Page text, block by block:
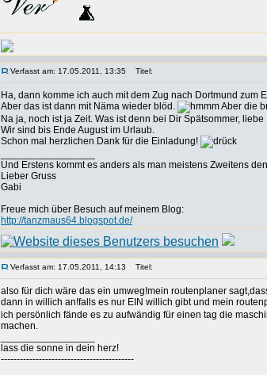
Verfasst am: 17.05.2011, 13:35 Titel:
Ha, dann komme ich auch mit dem Zug nach Dortmund
Aber das ist dann mit Näma wieder blöd.
Aber die
Na ja, noch ist ja Zeit. Was ist denn bei Dir Spätsommer, liebe
Wir sind bis Ende August im Urlaub.
Schon mal herzlichen Dank für die Einladung!
Und Erstens kommt es anders als man meistens Zweitens
Lieber Gruss
Gabi
Freue mich über Besuch auf meinem Blog:
http://tanzmaus64.blogspot.de/
Verfasst am: 17.05.2011, 14:13 Titel:
also für dich wäre das ein umweg!mein routenplaner
dann in willich an!falls es nur EIN willich gibt und mein
ich persönlich fände es zu aufwändig für einen tag die
machen.
lass die sonne in dein herz!
------------------------------------------